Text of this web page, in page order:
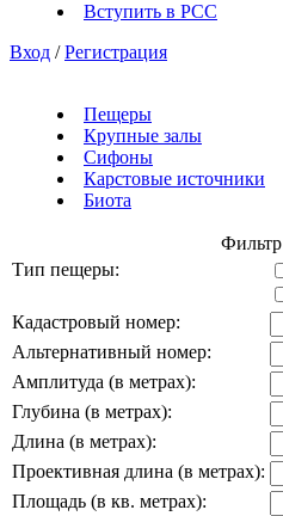
Вступить в РСС
Вход / Регистрация
Пещеры
Крупные залы
Сифоны
Карстовые источники
Биота
Фильтр
Тип пещеры:
Кадастровый номер:
Альтернативный номер:
Амплитуда (в метрах):
Глубина (в метрах):
Длина (в метрах):
Проективная длина (в метрах):
Площадь (в кв. метрах):